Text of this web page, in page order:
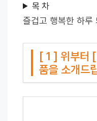
목 차
즐겁고 행복한 하루
[ 1 ] 위부터
품을 소개드